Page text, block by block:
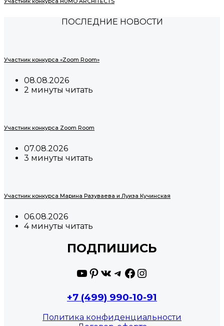
Участник конкурса HUMO ARCHITECTS
ПОСЛЕДНИЕ НОВОСТИ
Участник конкурса «Zoom Room»
08.08.2026
2 минуты читать
Участник конкурса Zoom Room
07.08.2026
3 минуты читать
Участник конкурса Марина Разуваева и Луиза Кучинская
06.08.2026
4 минуты читать
ПОДПИШИСЬ
YouTube
Pinterest
ВКонтакте
Telegram
Facebook
Instagram
+7 (499) 990-10-91
Политика конфиденциальности